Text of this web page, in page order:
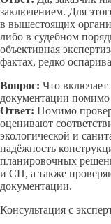
заключением. Для
в вышестоящих
либо в судебном
объективная
фактах, редко
Вопрос: Что включает
документации помимо
Ответ: Помимо
оценивают
экологической и
надёжность
планировочных
и СП, а также
документации.
Консультация с